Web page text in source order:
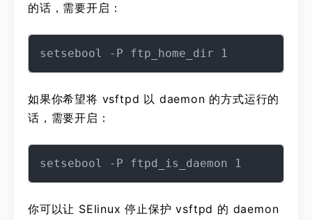
的话，需要开启：
如果你希望将 vsftpd 以 daemon 的方式运行的
话，需要开启：
你可以让 SElinux 停止保护 vsftpd 的 daemon